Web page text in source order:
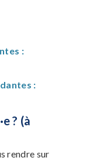
:
:
? (à
rendre sur